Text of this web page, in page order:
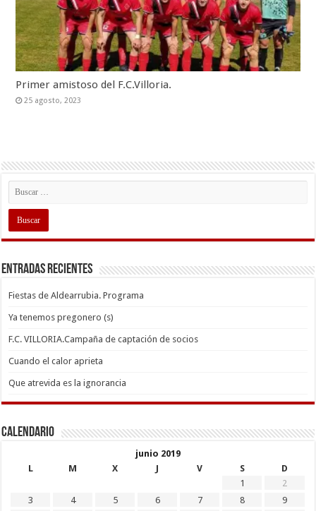
Primer amistoso del F.C.Villoria.
25 agosto, 2023
Entradas recientes
Fiestas de Aldearrubia. Programa
Ya tenemos pregonero (s)
F.C. VILLORIA.Campaña de captación de socios
Cuando el calor aprieta
Que atrevida es la ignorancia
Calendario
junio 2019
L
M X J V S
D
1
2
3
4 5 6 7 8
9